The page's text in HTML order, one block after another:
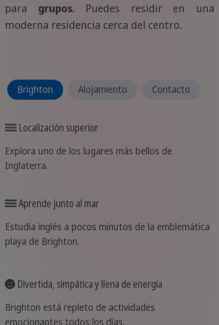
para grupos. Puedes residir en una
moderna residencia cerca del centro.
Brighton Alojamiento Contacto
Localización superior
Explora uno de los lugares más bellos de
Inglaterra.
Aprende junto al mar
Estudia inglés a pocos minutos de la emblemática
playa de Brighton.
Divertida, simpática y llena de energía
Brighton está repleto de actividades
emocionantes todos los días.